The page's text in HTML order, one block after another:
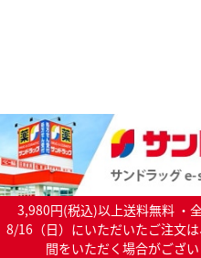
3,980円(税込)以上送料無料 ・
8/16（日）にいただいたご注文
間をいただく場合がござ